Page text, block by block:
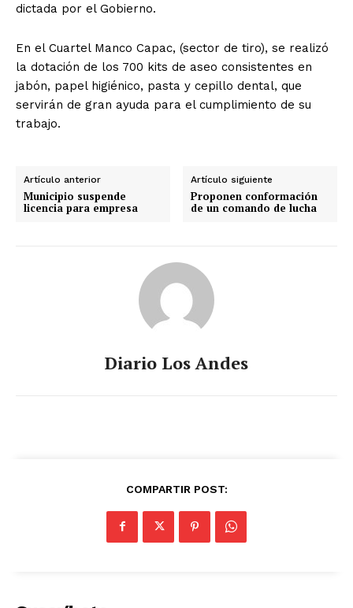
dictada por el Gobierno.
En el Cuartel Manco Capac, (sector de tiro), se realizó
la dotación de los 700 kits de aseo consistentes en
jabón, papel higiénico, pasta y cepillo dental, que
servirán de gran ayuda para el cumplimiento de su
trabajo.
Artículo anterior
Municipio suspende
licencia para empresa
Artículo siguiente
Proponen conformación
de un comando de lucha
Diario Los Andes
COMPARTIR POST: